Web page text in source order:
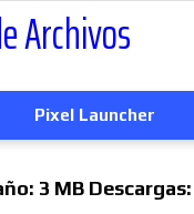
Archivos
Pixel Launcher
3 MB Descargas: